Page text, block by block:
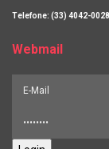
Telefone: (33) 4042-0028
Webmail